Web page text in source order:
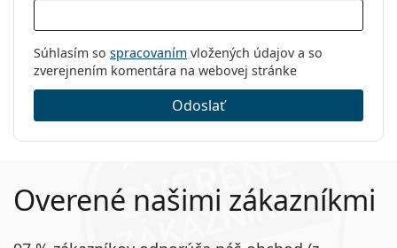
Súhlasím so spracovaním vložených údajov a so
zverejnením komentára na webovej stránke
Odoslať
Overené našimi zákazníkmi